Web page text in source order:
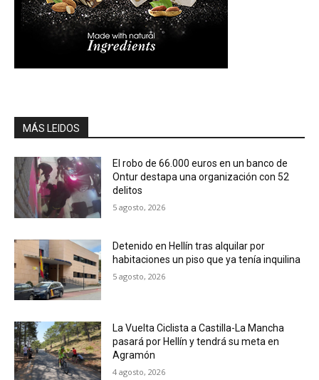
MÁS LEIDOS
El robo de 66.000 euros en un banco de
Ontur destapa una organización con 52
delitos
5 agosto, 2026
Detenido en Hellín tras alquilar por
habitaciones un piso que ya tenía inquilina
5 agosto, 2026
La Vuelta Ciclista a Castilla-La Mancha
pasará por Hellín y tendrá su meta en
Agramón
4 agosto, 2026